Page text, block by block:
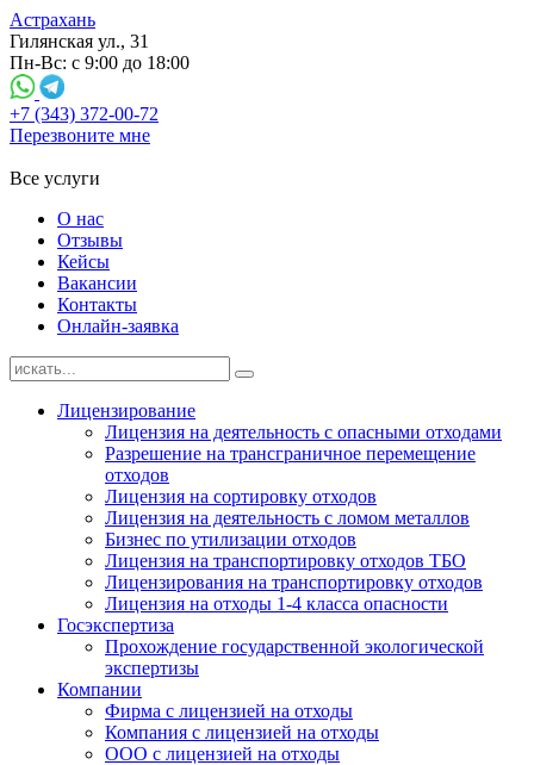
Астрахань
Гилянская ул., 31
Пн-Вс: с 9:00 до 18:00
+7 (343) 372-00-72
Перезвоните мне
Все услуги
О нас
Отзывы
Кейсы
Вакансии
Контакты
Онлайн-заявка
Лицензирование
Лицензия на деятельность с опасными отходами
Разрешение на трансграничное перемещение
отходов
Лицензия на сортировку отходов
Лицензия на деятельность с ломом металлов
Бизнес по утилизации отходов
Лицензия на транспортировку отходов ТБО
Лицензирования на транспортировку отходов
Лицензия на отходы 1-4 класса опасности
Госэкспертиза
Прохождение государственной экологической
экспертизы
Компании
Фирма с лицензией на отходы
Компания с лицензией на отходы
ООО с лицензией на отходы